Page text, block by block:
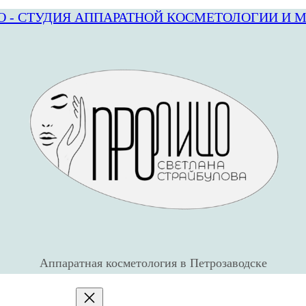
- СТУДИЯ АППАРАТНОЙ КОСМЕТОЛОГИИ И
Аппаратная косметология в Петрозаводске